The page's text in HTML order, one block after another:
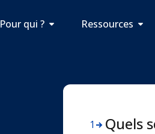
Pour qui ? Ressources
1 Quels